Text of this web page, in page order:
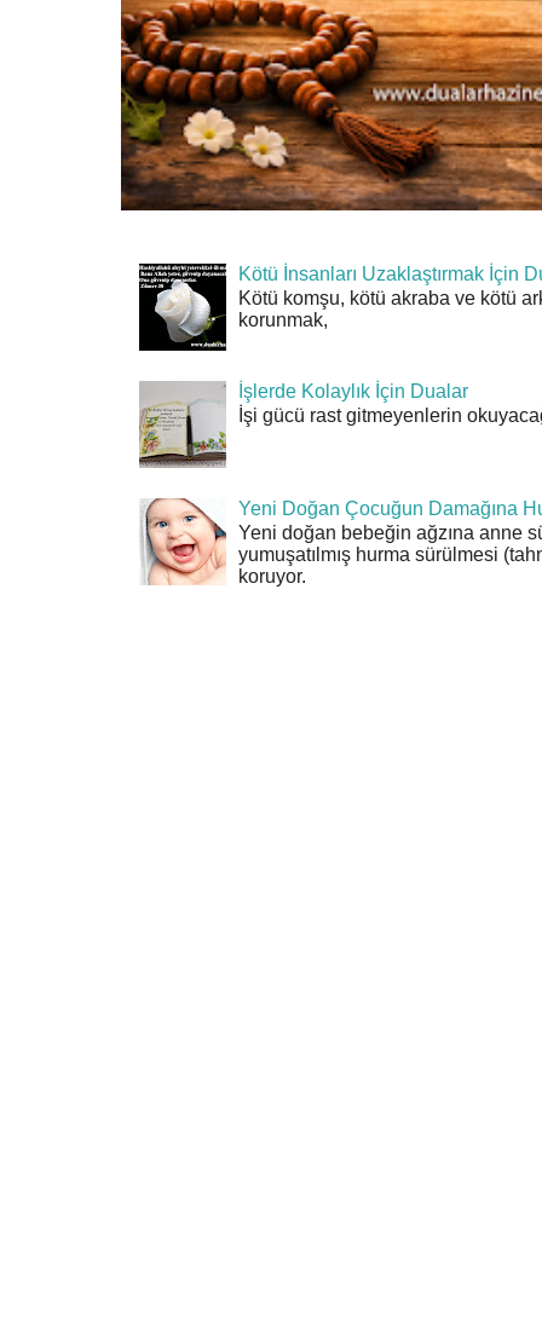
Kötü İnsanları Uzaklaştırmak İçin
Kötü komşu, kötü akraba ve kötü
korunmak,
İşlerde Kolaylık İçin Dualar
İşi gücü rast gitmeyenlerin
Yeni Doğan Çocuğun Damağına
Yeni doğan bebeğin ağzına anne
yumuşatılmış hurma sürülmesi
koruyor.